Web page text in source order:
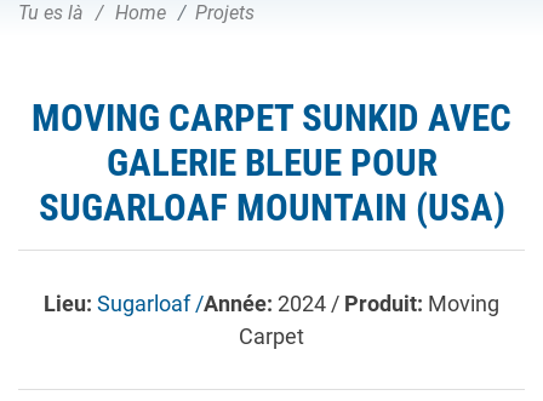
Tu es là Home Projets
MOVING CARPET SUNKID AVEC
GALERIE BLEUE POUR
SUGARLOAF MOUNTAIN (USA)
Lieu: Sugarloaf /Année: 2024 / Produit: Moving
Carpet